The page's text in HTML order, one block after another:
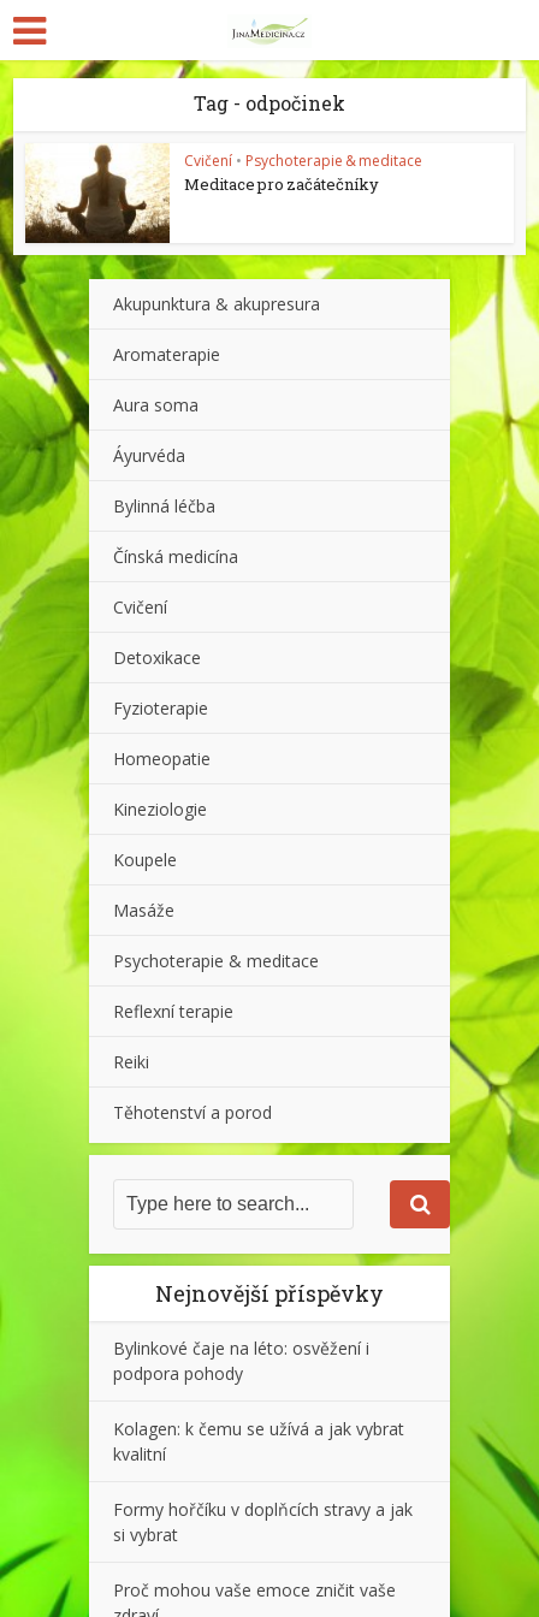
Tag - odpočinek
Cvičení • Psychoterapie & meditace
Meditace pro začátečníky
Akupunktura & akupresura
Aromaterapie
Aura soma
Áyurvéda
Bylinná léčba
Čínská medicína
Cvičení
Detoxikace
Fyzioterapie
Homeopatie
Kineziologie
Koupele
Masáže
Psychoterapie & meditace
Reflexní terapie
Reiki
Těhotenství a porod
Nejnovější příspěvky
Bylinkové čaje na léto: osvěžení i
podpora pohody
Kolagen: k čemu se užívá a jak vybrat
kvalitní
Formy hořčíku v doplňcích stravy a jak
si vybrat
Proč mohou vaše emoce zničit vaše